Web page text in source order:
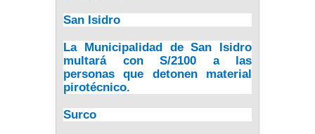
San Isidro
La Municipalidad de San Isidro
multará con S/2100 a las
personas que detonen material
pirotécnico.
Surco